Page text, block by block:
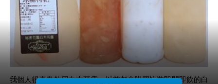
我個人很喜歡飲用白木耳露，以前都會購買罐裝即開即飲的白